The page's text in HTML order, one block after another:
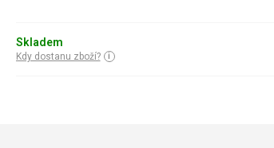
Skladem
Kdy dostanu zboží?